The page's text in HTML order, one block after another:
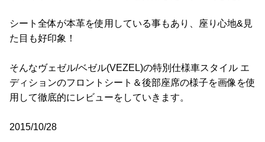
シート全体が本革を使用している事もあり、座り心地&見
た目も好印象！
そんなヴェゼル/ベゼル(VEZEL)の特別仕様車スタイル エ
ディションのフロントシート＆後部座席の様子を画像を使
用して徹底的にレビューをしていきます。
2015/10/28